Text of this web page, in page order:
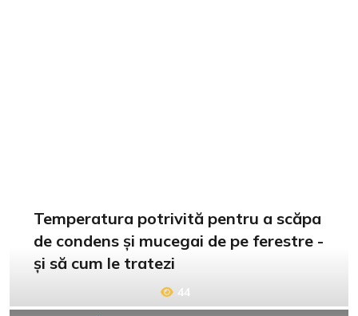
Temperatura potrivită pentru a scăpa
de condens și mucegai de pe ferestre -
și să cum le tratezi
44